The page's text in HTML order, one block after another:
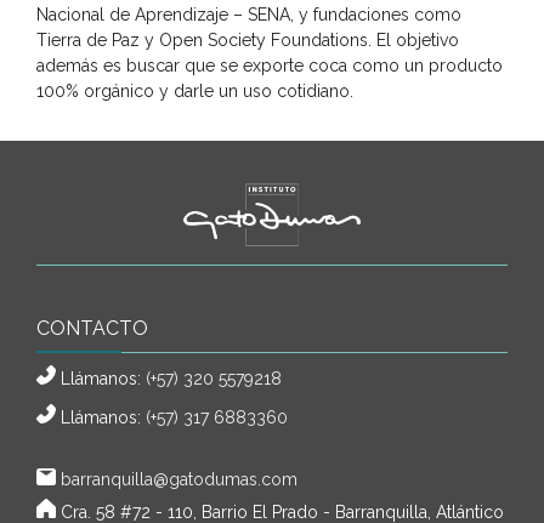
Nacional de Aprendizaje – SENA, y fundaciones como
Tierra de Paz y Open Society Foundations. El objetivo
además es buscar que se exporte coca como un producto
100% orgánico y darle un uso cotidiano.
CONTACTO
Llámanos: (+57) 320 5579218
Llámanos: (+57) 317 6883360
barranquilla@gatodumas.com
Cra. 58 #72 - 110, Barrio El Prado - Barranquilla, Atlántico